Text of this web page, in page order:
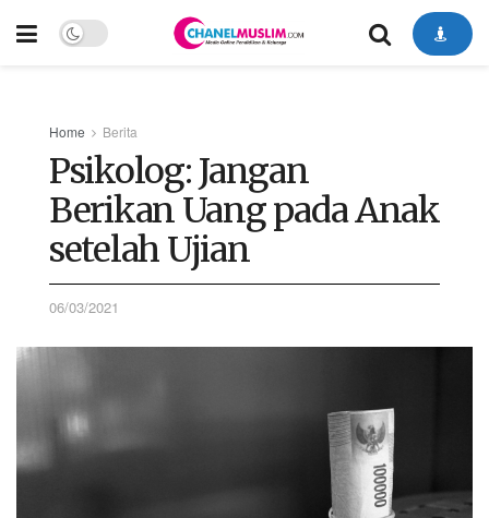
Home Berita
Psikolog: Jangan
Berikan Uang pada Anak
setelah Ujian
06/03/2021